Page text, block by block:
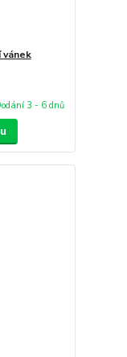
vánek
3 - 6 dnů